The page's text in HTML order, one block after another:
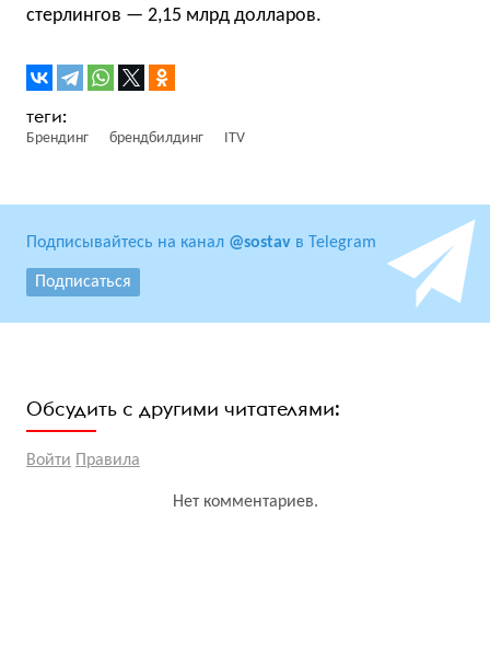
стерлингов — 2,15 млрд долларов.
Брендинг брендбилдинг ITV
Подписывайтесь на канал @sostav в Telegram
Подписаться
Обсудить с другими читателями:
Войти Правила
Нет комментариев.